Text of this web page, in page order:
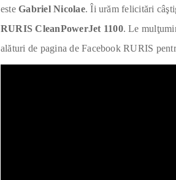
esteGabriel Nicolae. Îi urăm felicitări
RURIS CleanPowerJet 1100. Le
alături de pagina de Facebook RURIS